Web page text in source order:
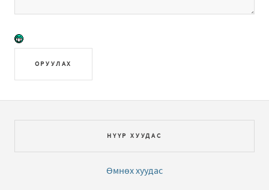
ОРУУЛАХ
НҮҮР ХУУДАС
Өмнөх хуудас